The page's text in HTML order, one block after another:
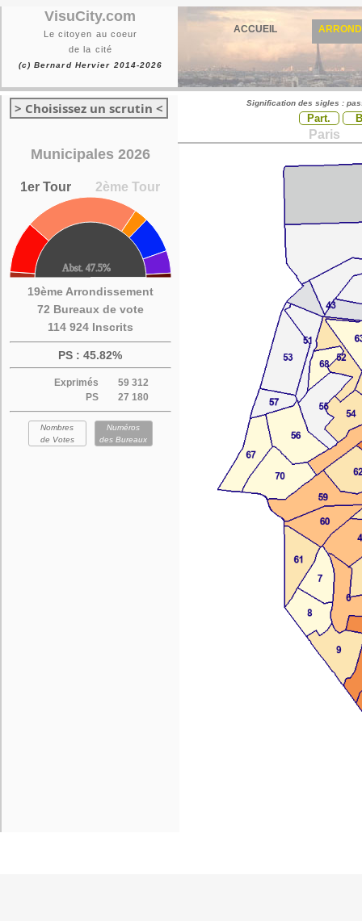
VisuCity.com
Le citoyen au coeur
de la cité
(c) Bernard Hervier 2014-2026
ACCUEIL
> Choisissez un scrutin <
Municipales 2026
1er Tour 2ème Tour
19ème Arrondissement
72 Bureaux de vote
114 924 Inscrits
PS : 45.82%
Exprimés
59 312
PS
27 180
Nombres
de Votes
Numéros
des Bureaux
Signification des sigles :
Part.
Paris